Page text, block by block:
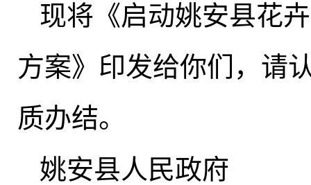
现将《启动姚安县花
方案》印发给你们 ， 请
质办结。
姚安县人民政府